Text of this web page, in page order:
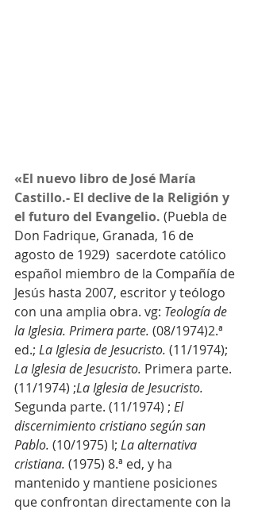
«El nuevo libro de José María
Castillo.- El declive de la Religión y
el futuro del Evangelio. (Puebla de
Don Fadrique, Granada, 16 de
agosto de 1929)  sacerdote católico
español miembro de la Compañía de
Jesús hasta 2007, escritor y teólogo
con una amplia obra. vg: Teología de
la Iglesia. Primera parte. (08/1974)2.ª
ed.; La Iglesia de Jesucristo. (11/1974);
La Iglesia de Jesucristo. Primera parte.
(11/1974) ;La Iglesia de Jesucristo.
Segunda parte. (11/1974) ; El
discernimiento cristiano según san
Pablo. (10/1975) I; La alternativa
cristiana. (1975) 8.ª ed, y ha
mantenido y mantiene posiciones
que confrontan directamente con la